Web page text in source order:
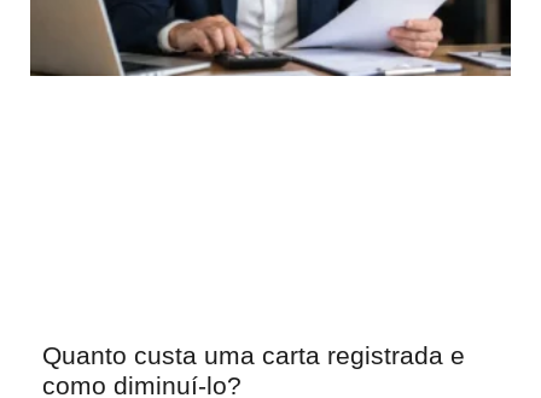
Quanto custa uma carta registrada e
como diminuí-lo?